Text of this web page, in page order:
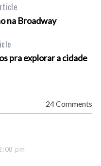
na Broadway
pra explorar a cidade
24 Comments
pm